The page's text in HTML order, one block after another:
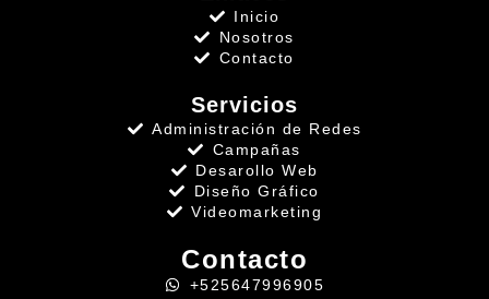
Inicio
Nosotros
Contacto
Servicios
Administración de Redes
Campañas
Desarollo Web
Diseño Gráfico
Videomarketing
Contacto
+525647996905